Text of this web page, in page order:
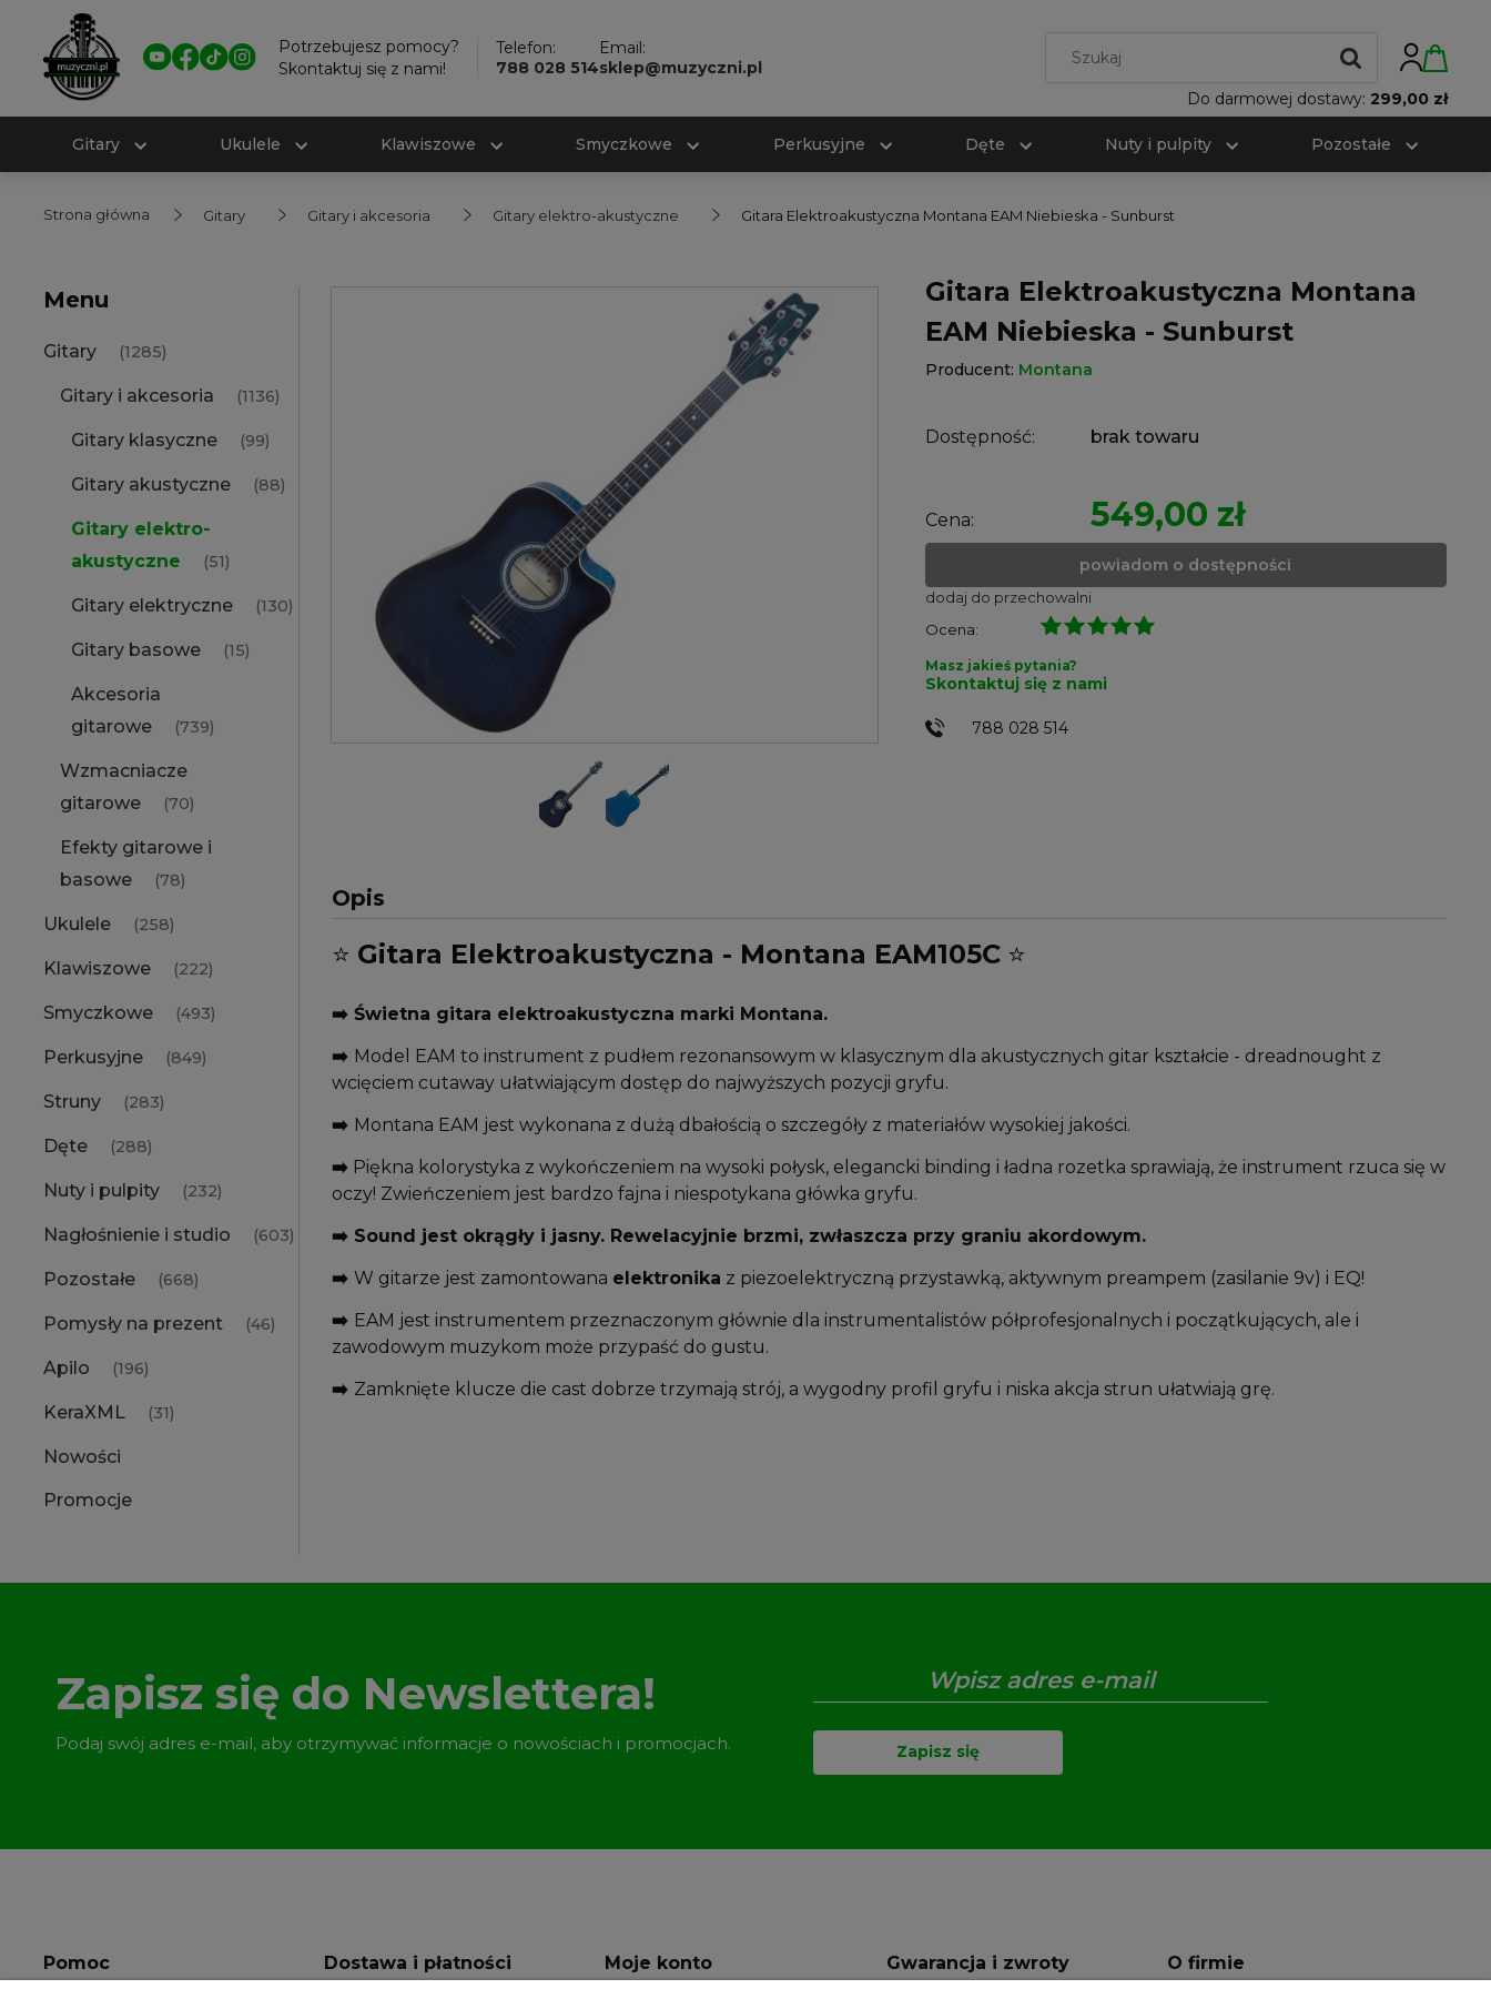
Potrzebujesz pomocy?
Skontaktuj się z nami!
Telefon:
788 028 514
Email:
sklep@muzyczni.pl
Do darmowej dostawy: 299,00 zł
Gitary Ukulele Klawiszowe Smyczkowe Perkusyjne Dęte Nuty i pulpity Pozostałe
Strona główna Gitary Gitary i akcesoria Gitary elektro-akustyczne Gitara Elektroakustyczna Montana EAM Niebieska - Sunburst
Menu
Gitary (1285)
Gitary i akcesoria (1136)
Gitary klasyczne (99)
Gitary akustyczne (88)
Gitary elektro-
akustyczne
(51)
Gitary elektryczne (130)
Gitary basowe (15)
Akcesoria
gitarowe
(739)
Wzmacniacze
gitarowe
(70)
Efekty gitarowe i
basowe
(78)
Ukulele (258)
Klawiszowe (222)
Smyczkowe (493)
Perkusyjne (849)
Struny (283)
Dęte (288)
Nuty i pulpity (232)
Nagłośnienie i studio (603)
Pozostałe (668)
Pomysły na prezent (46)
Apilo (196)
KeraXML (31)
Nowości
Promocje
Gitara Elektroakustyczna Montana
EAM Niebieska - Sunburst
Producent: Montana
Dostępność: brak towaru
Cena: 549,00 zł
powiadom o dostępności
dodaj do przechowalni
Ocena:
Masz jakieś pytania?
Skontaktuj się z nami
788 028 514
Opis
⭐ Gitara Elektroakustyczna - Montana EAM105C ⭐
➡️ Świetna gitara elektroakustyczna marki Montana.
➡️ Model EAM to instrument z pudłem rezonansowym w klasycznym dla akustycznych gitar kształcie - dreadnought z
wcięciem cutaway ułatwiającym dostęp do najwyższych pozycji gryfu.
➡️ Montana EAM jest wykonana z dużą dbałością o szczegóły z materiałów wysokiej jakości.
➡️ Piękna kolorystyka z wykończeniem na wysoki połysk, elegancki binding i ładna rozetka sprawiają, że instrument rzuca się w
oczy! Zwieńczeniem jest bardzo fajna i niespotykana główka gryfu.
➡️ Sound jest okrągły i jasny. Rewelacyjnie brzmi, zwłaszcza przy graniu akordowym.
➡️ W gitarze jest zamontowana elektronika z piezoelektryczną przystawką, aktywnym preampem (zasilanie 9v) i EQ!
➡️ EAM jest instrumentem przeznaczonym głównie dla instrumentalistów półprofesjonalnych i początkujących, ale i
zawodowym muzykom może przypaść do gustu.
➡️ Zamknięte klucze die cast dobrze trzymają strój, a wygodny profil gryfu i niska akcja strun ułatwiają grę.
Zapisz się do Newslettera!
Podaj swój adres e-mail, aby otrzymywać informacje o nowościach i promocjach. Zapisz się
Pomoc Dostawa i płatności Moje konto Gwarancja i zwroty O firmie